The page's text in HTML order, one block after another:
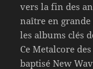
vers la fin des
naître en
les albums clés
Ce Metalcore
baptisé New